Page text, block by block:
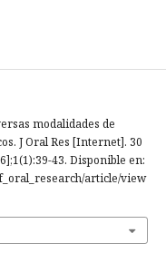
modalidades de
J Oral Res [Internet]. 30
43. Disponible en:
article/view